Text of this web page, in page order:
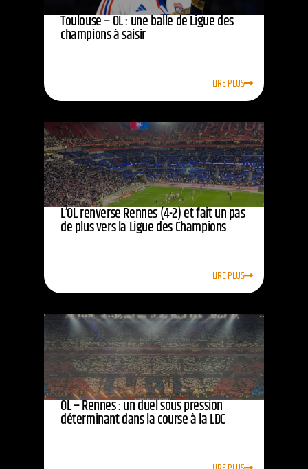
Toulouse – OL : une balle de Ligue des
champions à saisir
LIRE PLUS
L’OL renverse Rennes (4-2) et fait un pas
de plus vers la Ligue des Champions
LIRE PLUS
OL – Rennes : un duel sous pression
déterminant dans la course à la LDC